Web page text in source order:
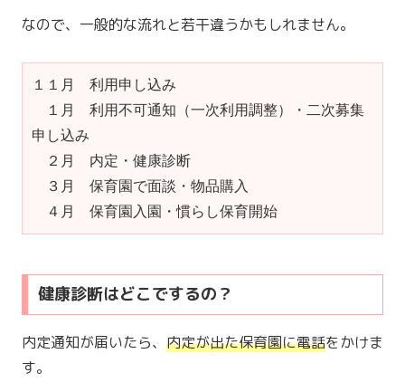
なので、一般的な流れと若干違うかもしれません。
１１月　利用申し込み
１月　利用不可通知（一次利用調整）・二次募集
申し込み
２月　内定・健康診断
３月　保育園で面談・物品購入
４月　保育園入園・慣らし保育開始
健康診断はどこでするの？
内定通知が届いたら、 内定が出た保育園に電話をかけま
す。